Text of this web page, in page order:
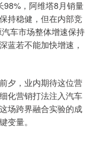
98%，阿维塔8月销量
持稳健，但在内部竞
车市场整体增速保持
蓝若不能加快增速，
夕，业内期待这位营
化营销打法注入汽车
场跨界融合实验的成
变量。